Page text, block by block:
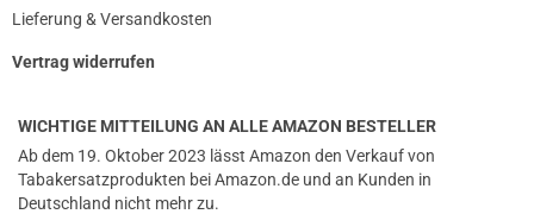
Lieferung & Versandkosten
Vertrag widerrufen
WICHTIGE MITTEILUNG AN ALLE AMAZON BESTELLER
Ab dem 19. Oktober 2023 lässt Amazon den Verkauf von
Tabakersatzprodukten bei Amazon.de und an Kunden in
Deutschland nicht mehr zu.